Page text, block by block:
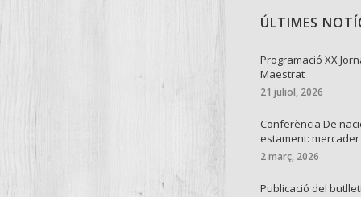
ÚLTIMES
Programació XX
Maestrat
21 juliol, 2026
Conferència De
estament: mercader
2 març, 2026
Publicació del